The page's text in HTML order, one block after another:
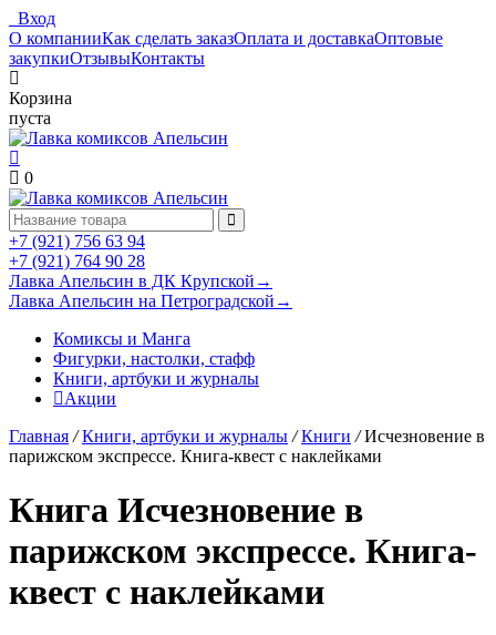
Вход
О компанииКак сделать заказОплата и доставкаОптовые
закупкиОтзывыКонтакты
Корзина
пуста
0
+7 (921) 756 63 94
+7 (921) 764 90 28
Лавка Апельсин в ДК Крупской →
Лавка Апельсин на Петроградской →
Комиксы и Манга
Фигурки, настолки, стафф
Книги, артбуки и журналы
Акции
Главная / Книги, артбуки и журналы / Книги / Исчезновение в
парижском экспрессе. Книга-квест с наклейками
Книга Исчезновение в
парижском экспрессе. Книга-
квест с наклейками